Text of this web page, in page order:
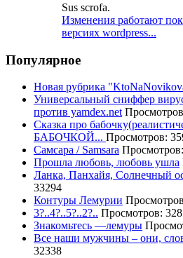
Sus scrofa.
Изменения работают
версиях wordpress...
Популярное
Новая рубрика
Универсальный сниффер
против yamdex.net
Сказка про
БАБОЧКОЙ... Просмотров:
Самсара / Samsara
Прошла любовь, любовь ушла
Ланка, Панхайя, Солнечный
33294
Контуры Лемурии
3?..4?..5?..2?.. Просмотров:
Знакомьтесь —лемуры
Все наши мужчины – они,
32338